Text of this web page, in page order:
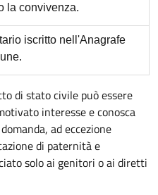
la convivenza.
iscritto nell'Anagrafe
di stato civile può essere
interesse e conosca
ad eccezione
di paternità e
solo ai genitori o ai diretti